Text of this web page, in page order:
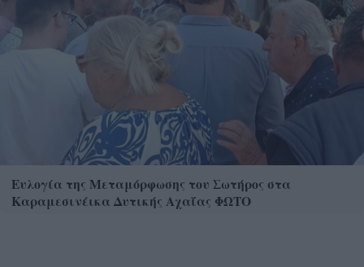
Ευλογία της Μεταμόρφωσης του Σωτήρος στα
Καραμεσινέικα Δυτικής Αχαΐας ΦΩΤΟ